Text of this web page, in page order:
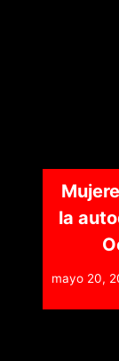
la
mayo 20,